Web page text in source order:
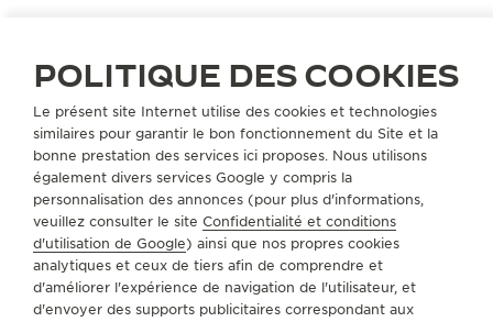
BRACELETS
BRACELET EN CAOUTCHOUC BLANC / OR JAUNE QM3318C1
A PROPOS DE NOUS
SERVICES
POLITIQUE DES COOKIES
Le présent site Internet utilise des cookies et technologies
similaires pour garantir le bon fonctionnement du Site et la
bonne prestation des services ici proposes. Nous utilisons
également divers services Google y compris la
personnalisation des annonces (pour plus d'informations,
veuillez consulter le site Confidentialité et conditions
d'utilisation de Google) ainsi que nos propres cookies
analytiques et ceux de tiers afin de comprendre et
d'améliorer l'expérience de navigation de l'utilisateur, et
d'envoyer des supports publicitaires correspondant aux